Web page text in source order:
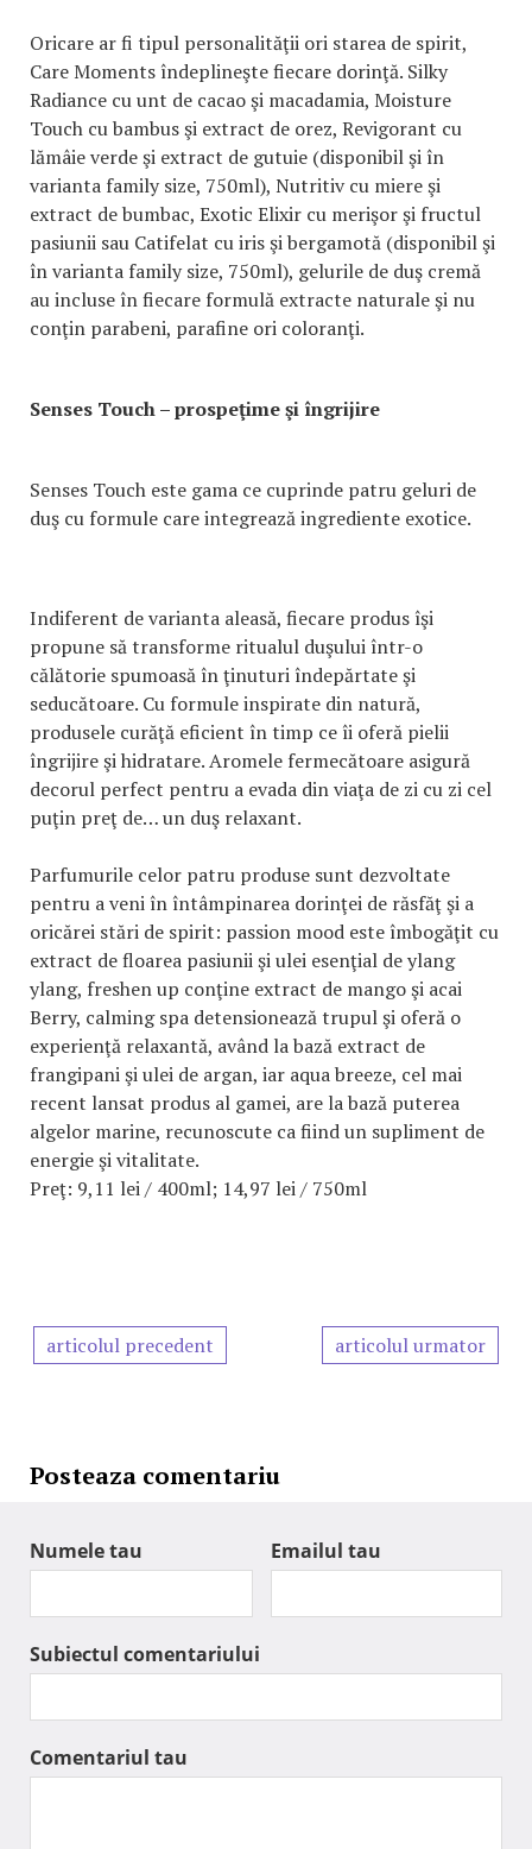
Oricare ar fi tipul personalităţii ori starea de spirit,
Care Moments îndeplineşte fiecare dorinţă. Silky
Radiance cu unt de cacao şi macadamia, Moisture
Touch cu bambus şi extract de orez, Revigorant cu
lămâie verde şi extract de gutuie (disponibil şi în
varianta family size, 750ml), Nutritiv cu miere şi
extract de bumbac, Exotic Elixir cu merişor şi fructul
pasiunii sau Catifelat cu iris şi bergamotă (disponibil şi
în varianta family size, 750ml), gelurile de duş cremă
au incluse în fiecare formulă extracte naturale şi nu
conţin parabeni, parafine ori coloranţi.
Senses Touch – prospeţime şi îngrijire
Senses Touch este gama ce cuprinde patru geluri de
duş cu formule care integrează ingrediente exotice.
Indiferent de varianta aleasă, fiecare produs îşi
propune să transforme ritualul duşului într-o
călătorie spumoasă în ţinuturi îndepărtate şi
seducătoare. Cu formule inspirate din natură,
produsele curăţă eficient în timp ce îi oferă pielii
îngrijire şi hidratare. Aromele fermecătoare asigură
decorul perfect pentru a evada din viaţa de zi cu zi cel
puţin preţ de… un duş relaxant.
Parfumurile celor patru produse sunt dezvoltate
pentru a veni în întâmpinarea dorinţei de răsfăţ şi a
oricărei stări de spirit: passion mood este îmbogăţit cu
extract de floarea pasiunii şi ulei esenţial de ylang
ylang, freshen up conţine extract de mango şi acai
Berry, calming spa detensionează trupul şi oferă o
experienţă relaxantă, având la bază extract de
frangipani şi ulei de argan, iar aqua breeze, cel mai
recent lansat produs al gamei, are la bază puterea
algelor marine, recunoscute ca fiind un supliment de
energie şi vitalitate.
Preţ: 9,11 lei / 400ml; 14,97 lei / 750ml
articolul precedent articolul urmator
Posteaza comentariu
Numele tau Emailul tau
Subiectul comentariului
Comentariul tau